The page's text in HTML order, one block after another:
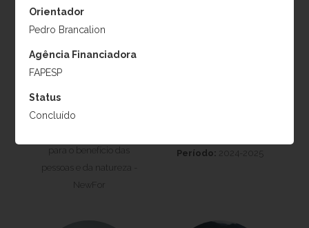
Orientador
Pedro Brancalion
Agência Financiadora
FAPESP
Status
Concluído
Raíssa Corrêa de
Compreendendo
para o benefício das
pessoas e da natureza -
NewFor
Período: 2024-2025